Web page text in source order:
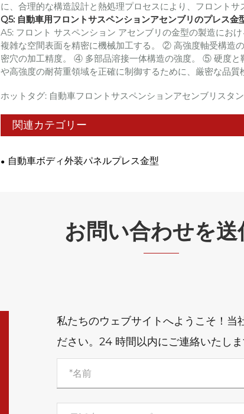
に、合理的な構造設計と熱処理プロセスにより、フロント
Q5: 自動車用フロントサスペンションアセンブリのプレス
A5: フロント サスペンション アセンブリの金型の製造にお
複雑な空間表面を精密に機械加工する。 ② 高強度軸受構造
密穴の加工精度。 ④ 多部品溶接一体構造の強度。 ⑤ 硬度
や高強度の耐荷重領域を正確に制御するために、厳密な品質
ホットタグ: 自動車フロントサスペンションアセンブリスタ
関連カテゴリー
自動車ボディ外装パネルプレス金型
お問い合わせを送
私たちのウェブサイトへようこそ！当
ださい。24 時間以内にご連絡いたしま